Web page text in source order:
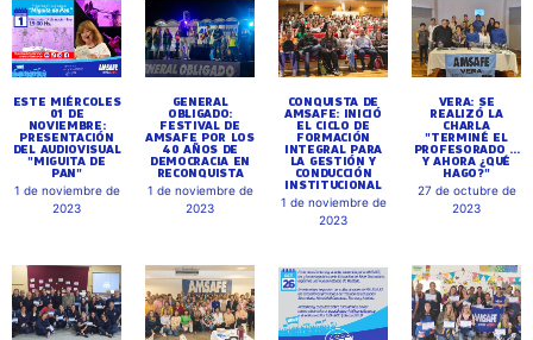
ESTE MIÉRCOLES
01 DE
NOVIEMBRE:
PRESENTACIÓN
DEL AUDIOVISUAL
"MIGUITA DE
PAN"
1 de noviembre de
2023
GENERAL
OBLIGADO:
FESTIVAL DE
AMSAFE POR LOS
40 AÑOS DE
DEMOCRACIA EN
RECONQUISTA
1 de noviembre de
2023
CONQUISTA DE
AMSAFE: INICIÓ
EL CICLO DE
FORMACIÓN
INTEGRAL PARA
LA GESTIÓN Y
CONDUCCIÓN
INSTITUCIONAL
1 de noviembre de
2023
VERA: SE
REALIZÓ LA
CHARLA
"TERMINÉ EL
PROFESORADO ...
Y AHORA ¿QUÉ
HAGO?"
27 de octubre de
2023